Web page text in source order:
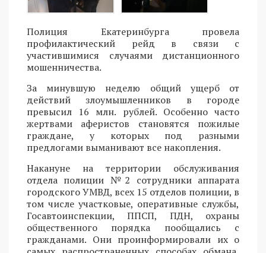
Полиция Екатеринбурга провела
профилактический рейд в связи с
участившимися случаями дистанционного
мошенничества.
За минувшую неделю общий ущерб от
действий злоумышленников в городе
превысил 16 млн. рублей. Особенно часто
жертвами аферистов становятся пожилые
граждане, у которых под разными
предлогами выманивают все накопления.
Накануне на территории обслуживания
отдела полиции №2 сотрудники аппарата
городского УМВД, всех 15 отделов полиции, в
том числе участковые, оперативные службы,
Госавтоинспекции, ППСП, ПДН, охраны
общественного порядка пообщались с
гражданами. Они проинформировали их о